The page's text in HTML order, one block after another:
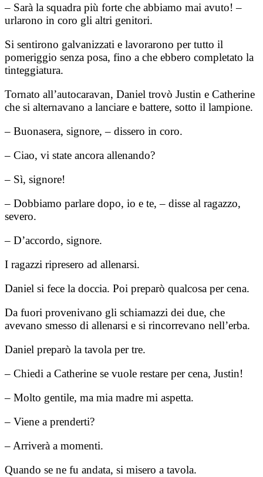
– Sarà la squadra più forte che abbiamo mai avuto! –
urlarono in coro gli altri genitori.
Si sentirono galvanizzati e lavorarono per tutto il
pomeriggio senza posa, fino a che ebbero completato la
tinteggiatura.
Tornato all’autocaravan, Daniel trovò Justin e Catherine
che si alternavano a lanciare e battere, sotto il lampione.
– Buonasera, signore, – dissero in coro.
– Ciao, vi state ancora allenando?
– Sì, signore!
– Dobbiamo parlare dopo, io e te, – disse al ragazzo,
severo.
– D’accordo, signore.
I ragazzi ripresero ad allenarsi.
Daniel si fece la doccia. Poi preparò qualcosa per cena.
Da fuori provenivano gli schiamazzi dei due, che
avevano smesso di allenarsi e si rincorrevano nell’erba.
Daniel preparò la tavola per tre.
– Chiedi a Catherine se vuole restare per cena, Justin!
– Molto gentile, ma mia madre mi aspetta.
– Viene a prenderti?
– Arriverà a momenti.
Quando se ne fu andata, si misero a tavola.